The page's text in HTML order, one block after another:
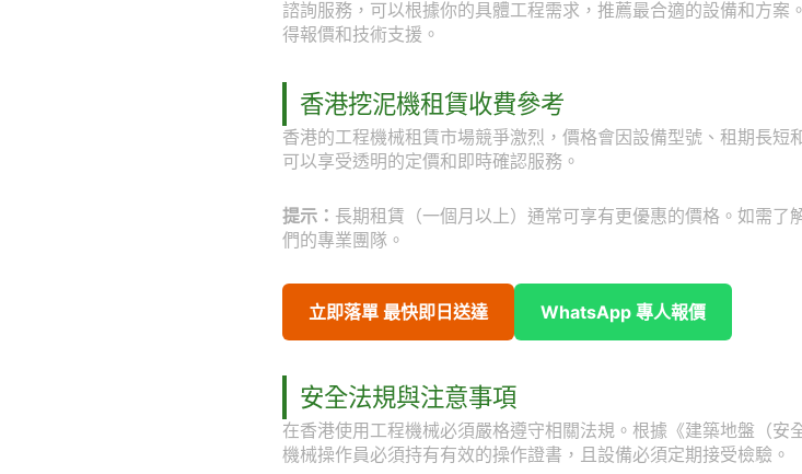
諮詢服務，可以根據你的具體工程需求，推薦最合適的設備和方
得報價和技術支援。
香港挖泥機租賃收費參考
香港的工程機械租賃市場競爭激烈，價格會因設備型號、租期長短
可以享受透明的定價和即時確認服務。
提示： 長期租賃（一個月以上）通常可享有更優惠的價格。如需
們的專業團隊。
立即落單 最快即日送達 WhatsApp 專人報價
安全法規與注意事項
在香港使用工程機械必須嚴格遵守相關法規。根據《建築地盤（
機械操作員必須持有有效的操作證書，且設備必須定期接受檢驗。